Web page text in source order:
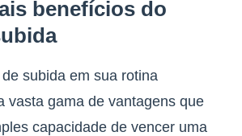
benefícios do
subida em sua rotina
vasta gama de vantagens que
capacidade de vencer uma